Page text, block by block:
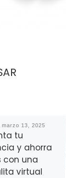
marzo 13, 2025
tu
y ahorra
con una
virtual